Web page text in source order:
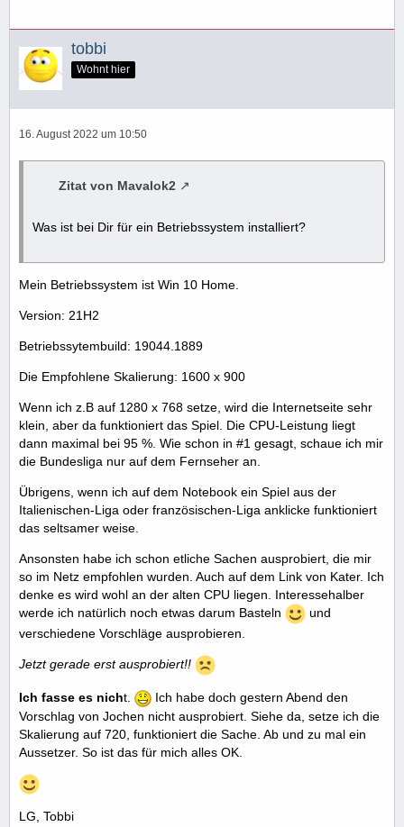
tobbi
Wohnt hier
16. August 2022 um 10:50
Zitat von Mavalok2
Was ist bei Dir für ein Betriebssystem installiert?
Mein Betriebssystem ist Win 10 Home.
Version: 21H2
Betriebssytembuild: 19044.1889
Die Empfohlene Skalierung: 1600 x 900
Wenn ich z.B auf 1280 x 768 setze, wird die Internetseite sehr
klein, aber da funktioniert das Spiel. Die CPU-Leistung liegt
dann maximal bei 95 %. Wie schon in #1 gesagt, schaue ich mir
die Bundesliga nur auf dem Fernseher an.
Übrigens, wenn ich auf dem Notebook ein Spiel aus der
Italienischen-Liga oder französischen-Liga anklicke funktioniert
das seltsamer weise.
Ansonsten habe ich schon etliche Sachen ausprobiert, die mir
so im Netz empfohlen wurden. Auch auf dem Link von Kater. Ich
denke es wird wohl an der alten CPU liegen. Interessehalber
werde ich natürlich noch etwas darum Basteln
und
verschiedene Vorschläge ausprobieren.
Jetzt gerade erst ausprobiert!!
Ich fasse es nicht.
Ich habe doch gestern Abend den
Vorschlag von Jochen nicht ausprobiert. Siehe da, setze ich die
Skalierung auf 720, funktioniert die Sache. Ab und zu mal ein
Aussetzer. So ist das für mich alles OK.
LG, Tobbi